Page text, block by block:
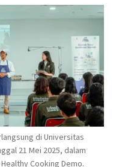
di Universitas
21 Mei 2025, dalam
Cooking Demo.